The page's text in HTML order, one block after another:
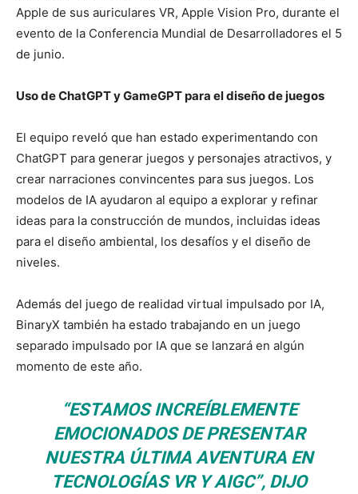
Apple de sus auriculares VR, Apple Vision Pro, durante el
evento de la Conferencia Mundial de Desarrolladores el 5
de junio.
Uso de ChatGPT y GameGPT para el diseño de juegos
El equipo reveló que han estado experimentando con
ChatGPT para generar juegos y personajes atractivos, y
crear narraciones convincentes para sus juegos. Los
modelos de IA ayudaron al equipo a explorar y refinar
ideas para la construcción de mundos, incluidas ideas
para el diseño ambiental, los desafíos y el diseño de
niveles.
Además del juego de realidad virtual impulsado por IA,
BinaryX también ha estado trabajando en un juego
separado impulsado por IA que se lanzará en algún
momento de este año.
“ESTAMOS INCREÍBLEMENTE
EMOCIONADOS DE PRESENTAR
NUESTRA ÚLTIMA AVENTURA EN
TECNOLOGÍAS VR Y AIGC”, DIJO